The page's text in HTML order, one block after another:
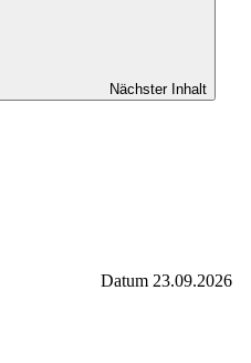
Nächster Inhalt
Datum 23.09.2026